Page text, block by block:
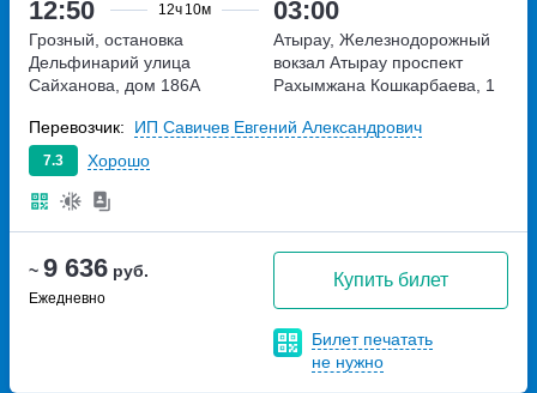
12:50 12ч 10м 03:00
~ 9 636 руб.
Ежедневно
Купить билет
Билет печатать
не нужно
Грозный, остановка
Дельфинарий улица
Сайханова, дом 186А
Атырау, Железнодорожный
вокзал Атырау проспект
Рахымжана Кошкарбаева, 1
7.3 Хорошо
Перевозчик: ИП Савичев Евгений Александрович